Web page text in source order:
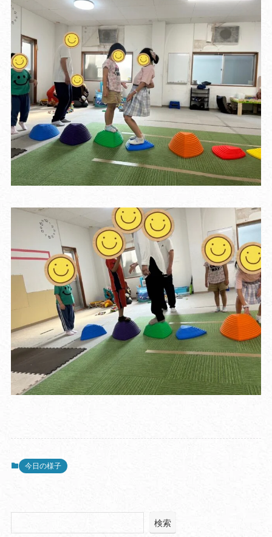
今日の様子
検索